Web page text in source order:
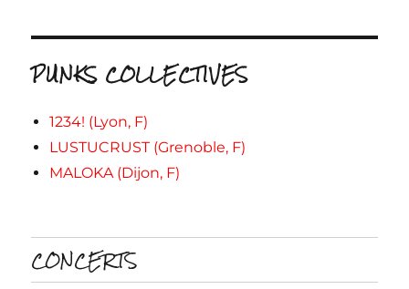
PUNKS COLLECTIVES
1234! (Lyon, F)
LUSTUCRUST (Grenoble, F)
MALOKA (Dijon, F)
CONCERTS